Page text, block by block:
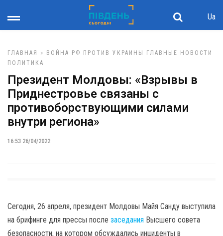
Ua
ГЛАВНАЯ » ВОЙНА РФ ПРОТИВ УКРАИНЫ
ГЛАВНЫЕ НОВОСТИ
ПОЛИТИКА
Президент Молдовы: «Взрывы в
Приднестровье связаны с
противоборствующими силами
внутри региона»
16:53 26/04/2022
Сегодня, 26 апреля, президент Молдовы Майя Санду выступила
на брифинге для прессы после заседания Высшего совета
безопасности, на котором обсуждались инциденты в